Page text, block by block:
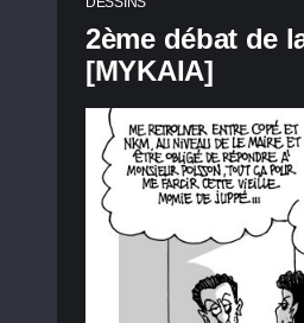
2ème débat de
[MYKAIA]